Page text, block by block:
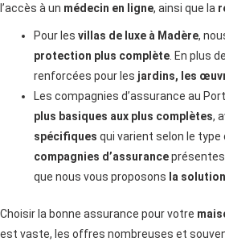
l’accès à un médecin en ligne, ainsi que la
Pour les villas de luxe à Madère,
protection plus complète . En plus
renforcées pour les jardins, les
Les compagnies d’assurance au
plus basiques aux plus complètes,
spécifiques qui varient selon le type
compagnies d’assuranceprésentes
que nous vous proposons la
Choisir la bonne assurance pour votre
est vaste, les offres nombreuses et